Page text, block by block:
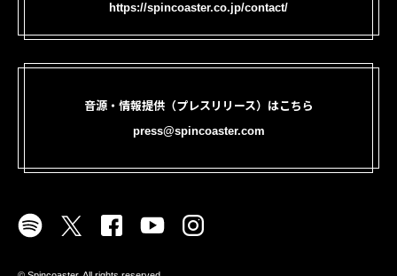
https://spincoaster.co.jp/contact/
音源・情報提供（プレスリリース）はこちら
press@spincoaster.com